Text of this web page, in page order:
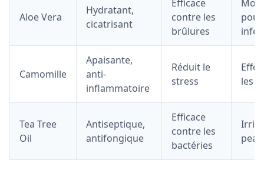
Aloe Vera
Hydratant,
cicatrisant
Efficace
contre les
brûlures
Camomille
Apaisante,
anti-
inflammatoire
Réduit le
stress
les
Tea Tree
Oil
Antiseptique,
antifongique
Efficace
contre les
bactéries